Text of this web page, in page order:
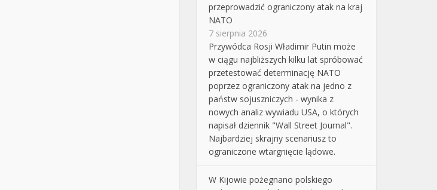
przeprowadzić ograniczony atak na kraj
NATO
7 sierpnia 2026
Przywódca Rosji Władimir Putin może
w ciągu najbliższych kilku lat spróbować
przetestować determinację NATO
poprzez ograniczony atak na jedno z
państw sojuszniczych - wynika z
nowych analiz wywiadu USA, o których
napisał dziennik "Wall Street Journal".
Najbardziej skrajny scenariusz to
ograniczone wtargnięcie lądowe.
W Kijowie pożegnano polskiego